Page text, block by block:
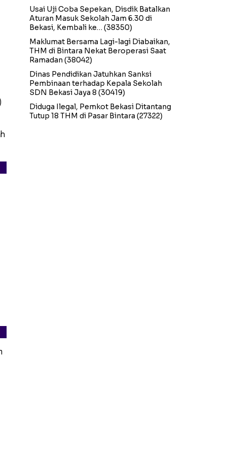
Usai Uji Coba Sepekan, Disdik Batalkan
Aturan Masuk Sekolah Jam 6.30 di
Bekasi, Kembali ke… (38350)
Maklumat Bersama Lagi-lagi Diabaikan,
THM di Bintara Nekat Beroperasi Saat
Ramadan (38042)
Dinas Pendidikan Jatuhkan Sanksi
Pembinaan terhadap Kepala Sekolah
SDN Bekasi Jaya 8 (30419)
Diduga Ilegal, Pemkot Bekasi Ditantang
Tutup 18 THM di Pasar Bintara (27322)